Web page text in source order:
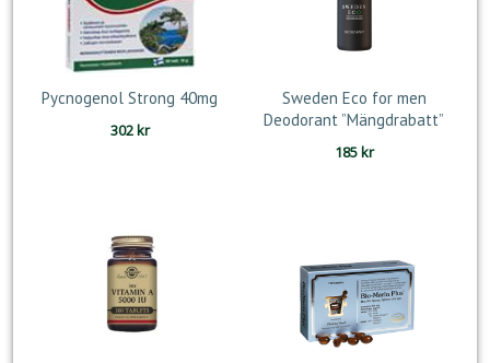
Pycnogenol Strong 40mg
302kr
Sweden Eco for men
Deodorant ”Mängdrabatt”
185kr